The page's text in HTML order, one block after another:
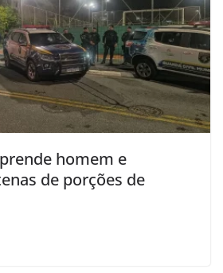
homem e
de porções de